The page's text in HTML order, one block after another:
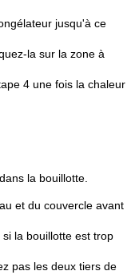
jusqu'à ce
la sur la zone à
4 une fois la chaleur
la bouillotte.
et du couvercle avant
la bouillotte est trop
pas les deux tiers de